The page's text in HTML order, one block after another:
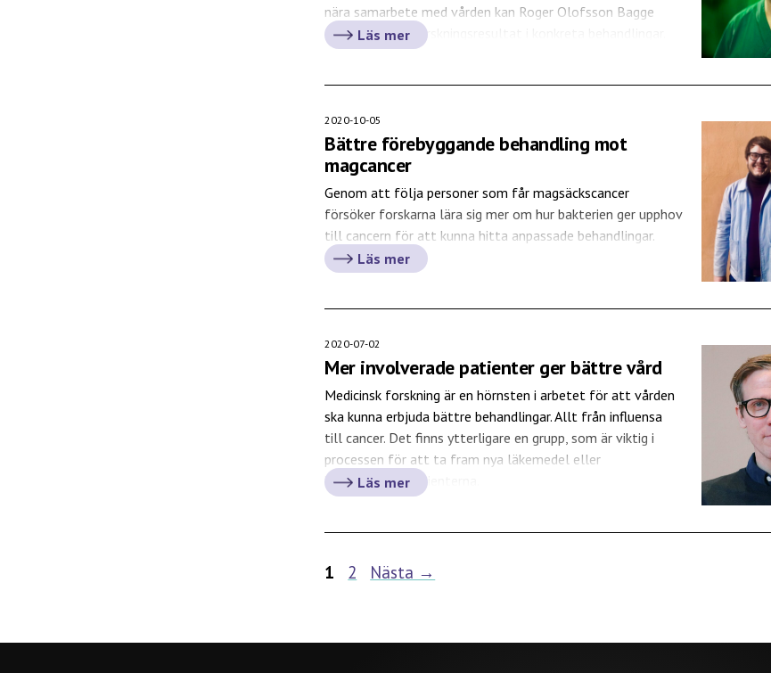
nära samarbete med vården kan Roger Olofsson Bagge
snabbt föra in forskningsresultat i konkreta behandlingar.
Läs mer
2020-10-05
Bättre förebyggande behandling mot
magcancer
Genom att följa personer som får magsäckscancer
försöker forskarna lära sig mer om hur bakterien ger upphov
till cancern för att kunna hitta anpassade behandlingar.
Läs mer
2020-07-02
Mer involverade patienter ger bättre vård
Medicinsk forskning är en hörnsten i arbetet för att vården
ska kunna erbjuda bättre behandlingar. Allt från influensa
till cancer. Det finns ytterligare en grupp, som är viktig i
processen för att ta fram nya läkemedel eller
behandlingar: patienterna.
Läs mer
1 2 Nästa →